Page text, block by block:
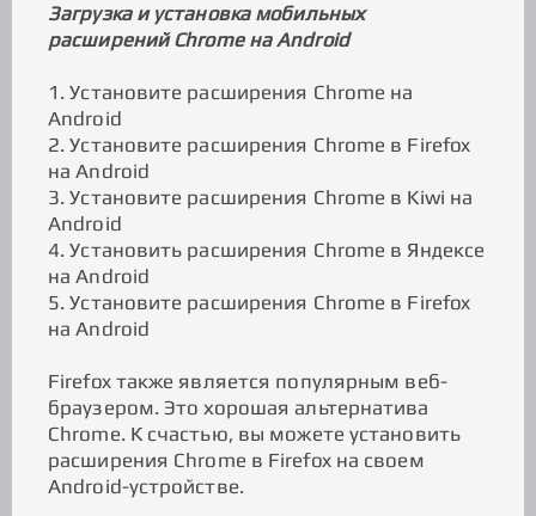
Загрузка и установка мобильных
расширений Chrome на Android
1. Установите расширения Chrome на
Android
2. Установите расширения Chrome в Firefox
на Android
3. Установите расширения Chrome в Kiwi на
Android
4. Установить расширения Chrome в Яндексе
на Android
5. Установите расширения Chrome в Firefox
на Android
Firefox также является популярным веб-
браузером. Это хорошая альтернатива
Chrome. К счастью, вы можете установить
расширения Chrome в Firefox на своем
Android-устройстве.